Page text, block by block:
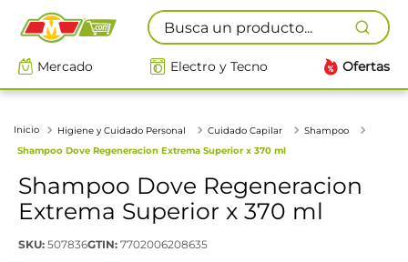
Busca un producto...
Mercado Electro y Tecno Ofertas
Higiene y Cuidado Personal Cuidado Capilar
Shampoo
Shampoo Dove Regeneracion Extrema Superior x 370 ml
Shampoo Dove Regeneracion
Extrema Superior x 370 ml
SKU: 507836GTIN: 7702006208635